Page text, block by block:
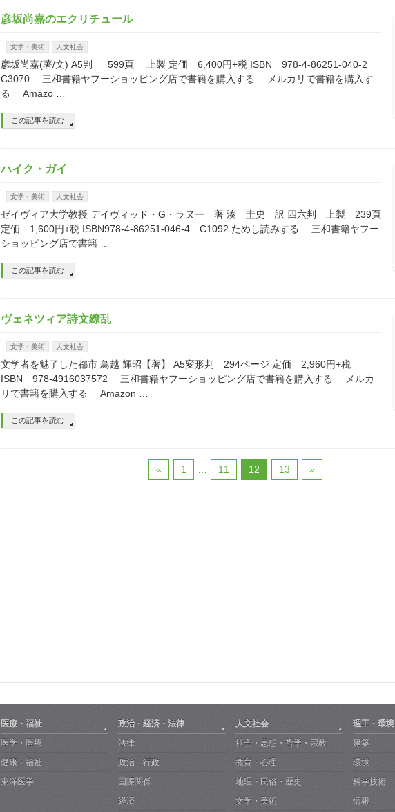
彦坂尚嘉のエクリチュール
文学・美術 人文社会
彦坂尚嘉(著/文) A5判 599頁 上製 定価 6,400円+税 ISBN 978-4-86251-040-2
C3070 三和書籍ヤフーショッピング店で書籍を購入する メルカリで書籍を購入す
る Amazo …
この記事を読む
ハイク・ガイ
文学・美術 人文社会
ゼイヴィア大学教授 デイヴィッド・G・ラヌー 著 湊 圭史 訳 四六判 上製 239頁
定価 1,600円+税 ISBN978-4-86251-046-4 C1092 ためし読みする 三和書籍ヤフー
ショッピング店で書籍 …
この記事を読む
ヴェネツィア詩文繚乱
文学・美術 人文社会
文学者を魅了した都市 鳥越 輝昭【著】 A5変形判 294ページ 定価 2,960円+税
ISBN 978-4916037572 三和書籍ヤフーショッピング店で書籍を購入する メルカ
リで書籍を購入する Amazon …
この記事を読む
« 1 11 12 13 »
医療・福祉
医学・医療
健康・福祉
東洋医学
政治・経済・法律
法律
政治・行政
国際関係
経済
人文社会
社会・思想・哲学・宗教
教育・心理
地理・民俗・歴史
文学・美術
理工・環境
建築
環境
科学技術
情報